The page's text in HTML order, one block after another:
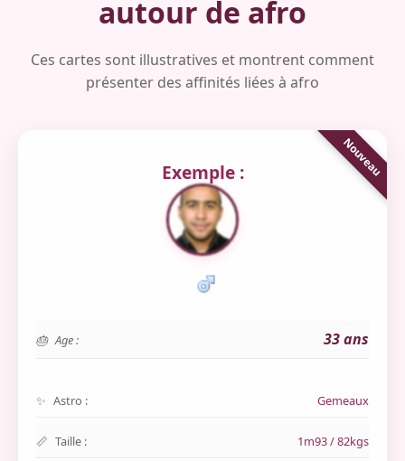
autour de afro
Ces cartes sont illustratives et montrent comment
présenter des affinités liées à afro
Exemple :
Age : 33 ans
Astro : Gemeaux
Taille : 1m93 / 82kgs